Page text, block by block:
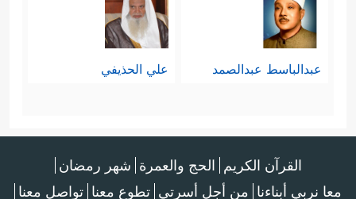
عبدالباسط عبدالصمد علي الحذيفي
القرآن الكريم الحج والعمرة شهر رمضان
معا نربي أبناءنا من أجل أسرتي تطوع معنا تواصل معنا